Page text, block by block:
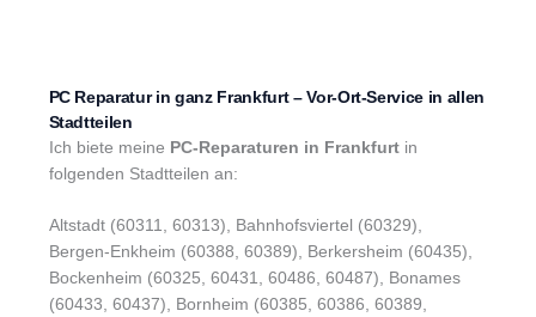
PC Reparatur in ganz Frankfurt – Vor-Ort-Service in allen
Stadtteilen
Ich biete meine PC-Reparaturen in Frankfurtin
folgenden Stadtteilen an:
Altstadt (60311, 60313), Bahnhofsviertel (60329),
Bergen-Enkheim (60388, 60389), Berkersheim (60435),
Bockenheim (60325, 60431, 60486, 60487), Bonames
(60433, 60437), Bornheim (60385, 60386, 60389,